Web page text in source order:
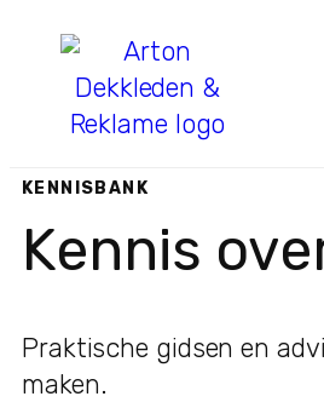
KENNISBANK
Kennis
Praktische gidsen en
maken.